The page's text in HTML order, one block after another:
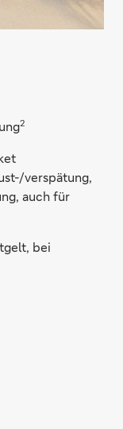
2
verspätung,
auch für
bei